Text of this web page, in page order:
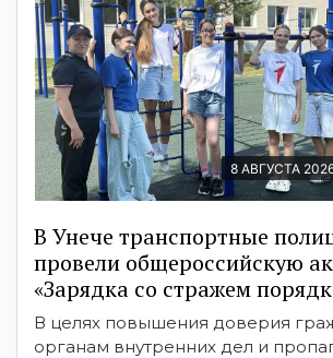
8 АВГУСТА
В Унече транспортные
провели общероссийскую
«Зарядка со стражем
В целях повышения доверия
органам внутренних дел и